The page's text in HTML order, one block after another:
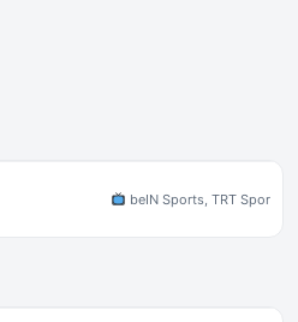
beIN Sports, TRT Spor